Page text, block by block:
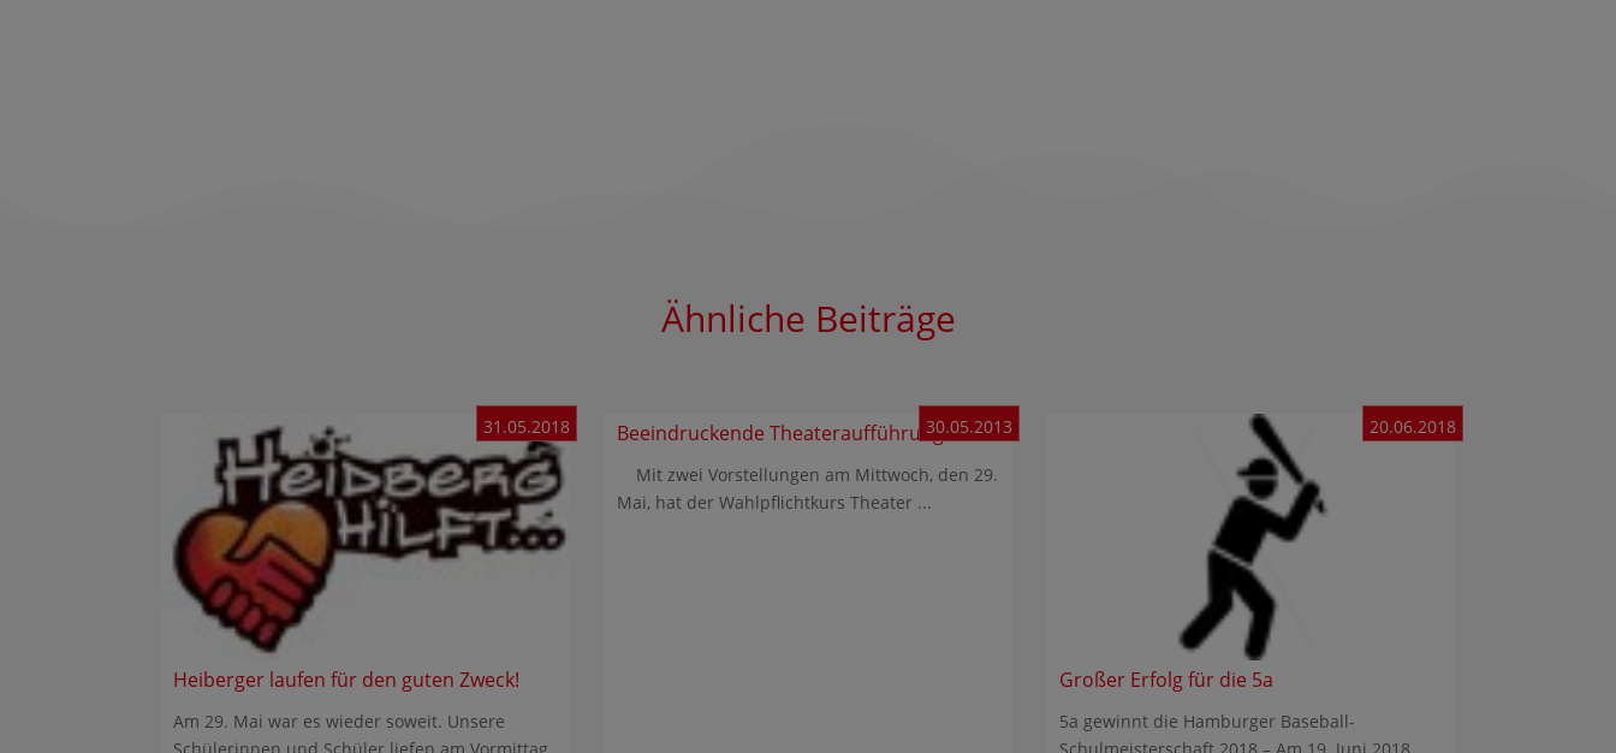
Ähnliche Beiträge
Heiberger laufen für den guten Zweck!
31.05.2018
Am 29. Mai war es wieder soweit. Unsere
Schülerinnen und Schüler liefen am Vormittag
Beeindruckende Theateraufführung30.05.2013
Mit zwei Vorstellungen am Mittwoch, den 29.
Mai, hat der Wahlpflichtkurs Theater ...
Großer Erfolg für die 5a
20.06.2018
5a gewinnt die Hamburger Baseball-
Schulmeisterschaft 2018 – Am 19. Juni 2018